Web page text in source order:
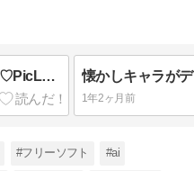
大人になってもやっぱり可愛い♡PicLumenで作る私のキティちゃん
1年2ヶ月前
#フリーソフト #ai